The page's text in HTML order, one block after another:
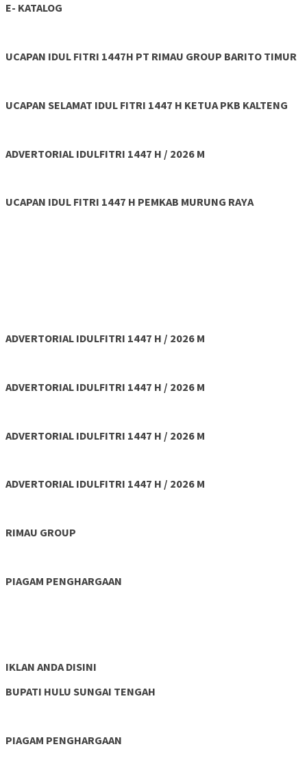
E- KATALOG
UCAPAN IDUL FITRI 1447H PT RIMAU GROUP BARITO TIMUR
UCAPAN SELAMAT IDUL FITRI 1447 H KETUA PKB KALTENG
ADVERTORIAL IDULFITRI 1447 H / 2026 M
UCAPAN IDUL FITRI 1447 H PEMKAB MURUNG RAYA
ADVERTORIAL IDULFITRI 1447 H / 2026 M
ADVERTORIAL IDULFITRI 1447 H / 2026 M
ADVERTORIAL IDULFITRI 1447 H / 2026 M
ADVERTORIAL IDULFITRI 1447 H / 2026 M
RIMAU GROUP
PIAGAM PENGHARGAAN
IKLAN ANDA DISINI
BUPATI HULU SUNGAI TENGAH
PIAGAM PENGHARGAAN